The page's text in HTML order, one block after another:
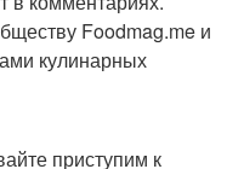
Foodmag.me и
кулинарных
приступим к